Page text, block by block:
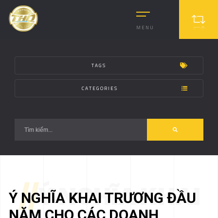
MENU
TAGS
CATEGORIES
//Ý NGHĨA KHAI
Ý NGHĨA KHAI TRƯƠNG ĐẦU